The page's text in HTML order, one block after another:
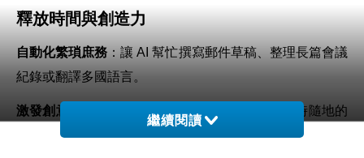
釋放時間與創造力
自動化繁瑣庶務 ：讓 AI 幫忙撰寫郵件草稿、整理長篇會議
紀錄或翻譯多國語言。
激發創意思考
：當你缺少靈感時，AI 可以扮演隨時隨地的
「腦力激盪夥伴」，提供多元的企劃方向。
繼續閱讀